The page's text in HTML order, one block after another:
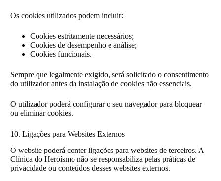
Os cookies utilizados podem incluir:
Cookies estritamente necessários;
Cookies de desempenho e análise;
Cookies funcionais.
Sempre que legalmente exigido, será solicitado o consentimento
do utilizador antes da instalação de cookies não essenciais.
O utilizador poderá configurar o seu navegador para bloquear
ou eliminar cookies.
10. Ligações para Websites Externos
O website poderá conter ligações para websites de terceiros. A
Clínica do Heroísmo não se responsabiliza pelas práticas de
privacidade ou conteúdos desses websites externos.